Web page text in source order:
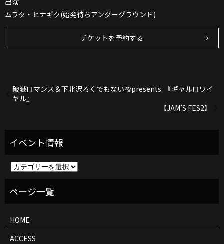
出演
ムラタ・ヒナギク(始発待ちアンダーグラウンド)
チケットを予約する
破滅ロマンス＆下北沢ろくでもない夜presents. 『ギャルロワイ
ヤル』
【JAM’S FES2】
ト
HOME
ACCESS